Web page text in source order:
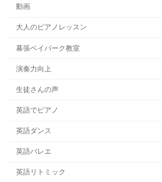
動画
大人のピアノレッスン
幕張ベイパーク教室
演奏力向上
生徒さんの声
英語でピアノ
英語ダンス
英語バレエ
英語リトミック